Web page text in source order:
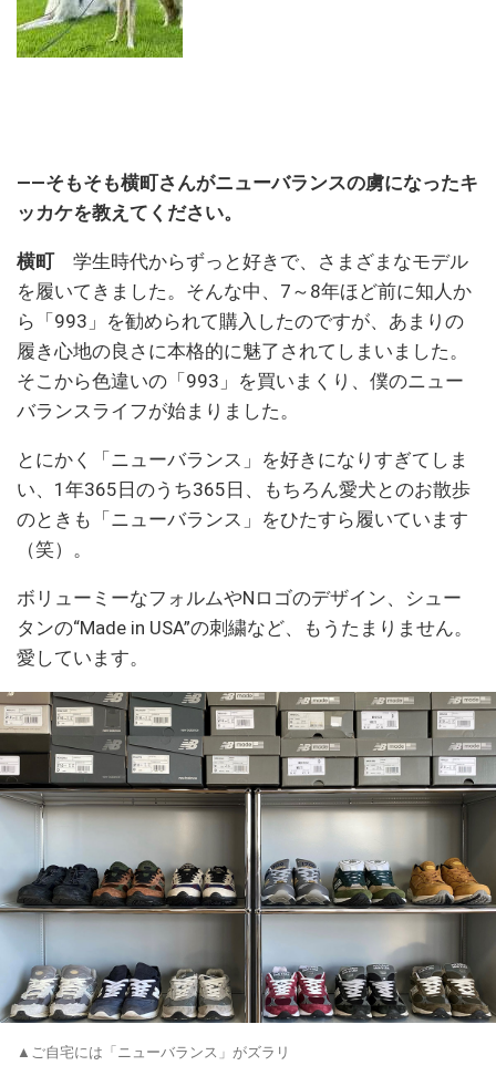
――そもそも横町さんがニューバランスの虜になったキ
ッカケを教えてください。
横町学生時代からずっと好きで、さまざまなモデル
を履いてきました。そんな中、7～8年ほど前に知人か
ら「993」を勧められて購入したのですが、あまりの
履き心地の良さに本格的に魅了されてしまいました。
そこから色違いの「993」を買いまくり、僕のニュー
バランスライフが始まりました。
とにかく「ニューバランス」を好きになりすぎてしま
い、1年365日のうち365日、もちろん愛犬とのお散歩
のときも「ニューバランス」をひたすら履いています
（笑）。
ボリューミーなフォルムやNロゴのデザイン、シュー
タンの“Made in USA”の刺繍など、もうたまりません。
愛しています。
▲ご自宅には「ニューバランス」がズラリ